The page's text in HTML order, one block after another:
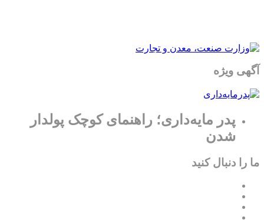
آگهی ویژه
پدر مایه‌داری؛ راهنمای کوچک پولدار
شدن
ما را دنبال کنید